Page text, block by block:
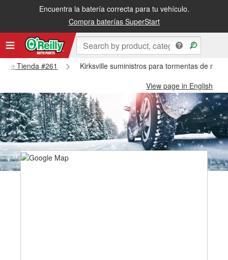
Encuentra la batería correcta para tu vehículo.
Compra baterías SuperStart
Tienda #261
Kirksville suministros para tormentas de
View page in English